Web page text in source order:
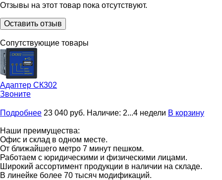
Отзывы на этот товар пока отсутствуют.
Оставить отзыв
Сопутствующие товары
Адаптер СК302
Звоните
Подробнее 23 040 руб. Наличие: 2...4 недели В корзину
Наши преимущества:
Офис и склад в одном месте.
От ближайшего метро 7 минут пешком.
Работаем с юридическими и физическими лицами.
Широкий ассортимент продукции в наличии на складе.
В линейке более 70 тысяч модификаций.